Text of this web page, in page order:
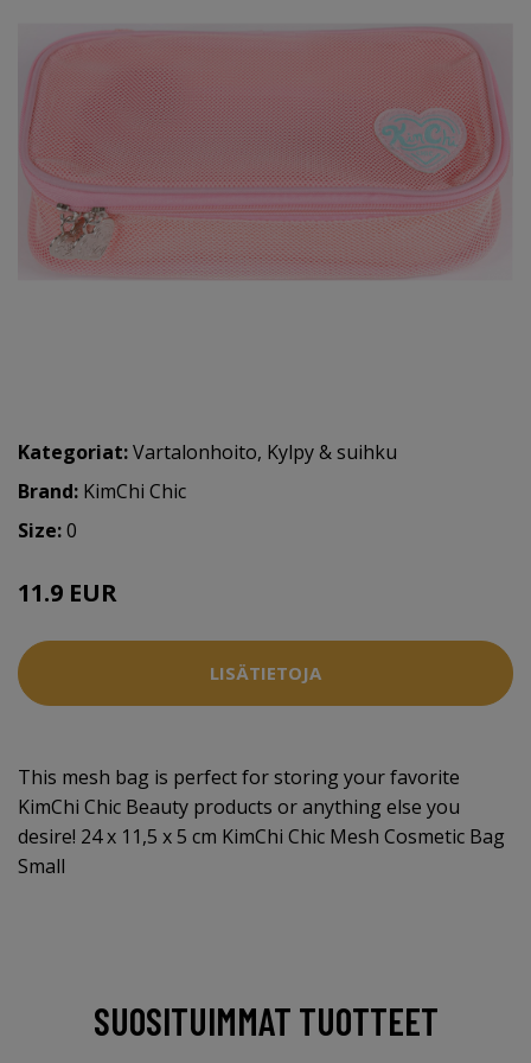
Kategoriat:Vartalonhoito, Kylpy & suihku
Brand: KimChi Chic
Size:0
11.9 EUR
LISÄTIETOJA
This mesh bag is perfect for storing your favorite
KimChi Chic Beauty products or anything else you
desire! 24 x 11,5 x 5 cm KimChi Chic Mesh Cosmetic Bag
Small
SUOSITUIMMAT TUOTTEET